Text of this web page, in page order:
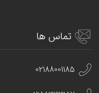
تماس ها
02188001185